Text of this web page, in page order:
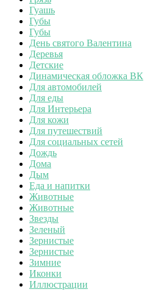
Гуашь
Губы
Губы
День святого Валентина
Деревья
Детские
Динамическая обложка ВК
Для автомобилей
Для еды
Для Интерьера
Для кожи
Для путешествий
Для социальных сетей
Дождь
Дома
Дым
Еда и напитки
Животные
Животные
Звезды
Зеленый
Зернистые
Зернистые
Зимние
Иконки
Иллюстрации